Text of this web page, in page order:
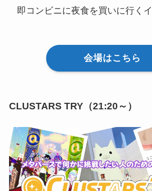
即コンビニに夜食を買いに行くイ
会場はこちら
CLUSTARS TRY（21:20～）